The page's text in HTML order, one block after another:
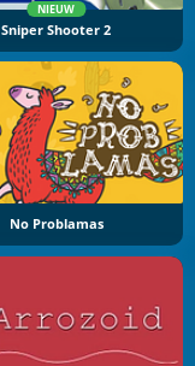
NIEUW
Sniper Shooter 2
No Problamas